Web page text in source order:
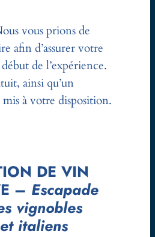
vous prions de
afin d’assurer votre
de l’expérience.
ainsi qu’un
à votre disposition.
DE VIN
– Escapade
vignobles
italiens